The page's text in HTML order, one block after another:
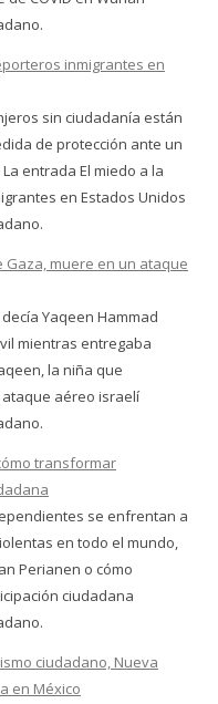
inmigrantes en
sin ciudadanía están
de protección ante un
entrada El miedo a la
en Estados Unidos
muere en un ataque
Yaqeen Hammad
mientras entregaba
la niña que
aéreo israelí
transformar
se enfrentan a
en todo el mundo,
Perianen o cómo
ciudadana
ciudadano, Nueva
en México